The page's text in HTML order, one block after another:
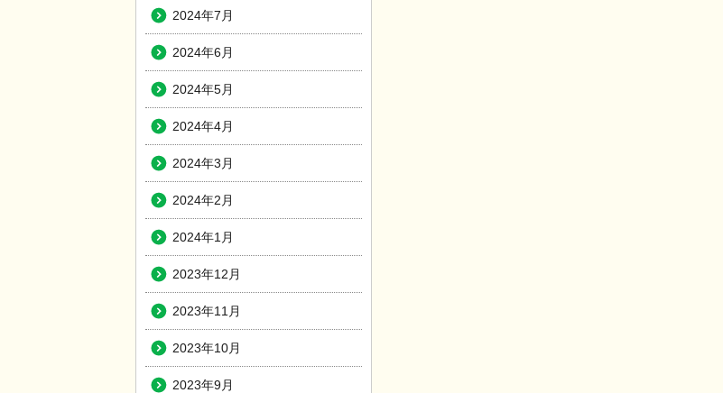
2024年7月
2024年6月
2024年5月
2024年4月
2024年3月
2024年2月
2024年1月
2023年12月
2023年11月
2023年10月
2023年9月